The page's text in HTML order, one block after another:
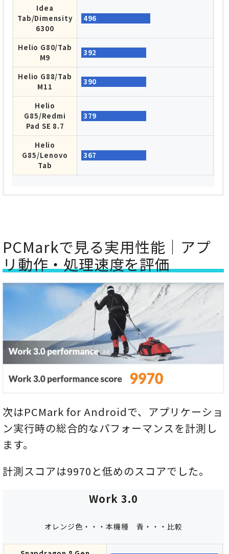
Idea
Tab/Dimensity
6300
496
Helio G80/Tab
M9
392
Helio G88/Tab
M11
390
Helio
G85/Redmi
Pad SE 8.7
379
Helio
G85/Lenovo
Tab
367
Snapdragon 8
Gen 3/Legion
Tab 8.8
2918
Gen 3/Yoga
2461
MediaTek
Dimensity
8300
1855
Snapdragon 6
Gen 3
1639
Snapdragon
8+ Gen 1
Snapdragon
7s Gen 2
Helio G99
Tab/Dimensity
514
Helio G88/Tab
M11
Snapdragon 8
Gen 3/Legion
Tab 8.8
4676
Gen 3/Yoga
3714
MediaTek
Dimensity
8300
3156
Snapdragon
8+ Gen 1
2819
Snapdragon 6
Gen 3
Snapdragon
7s Gen 2
Helio G80/Tab
M9
PCMarkで見る実用性能｜アプ
リ動作・処理速度を評価
次はPCMark for Androidで、アプリケーショ
ン実行時の総合的なパフォーマンスを計測し
ます。
計測スコアは9970と低めのスコアでした。
Work 3.0
オレンジ色・・・本機種 青・・・比較